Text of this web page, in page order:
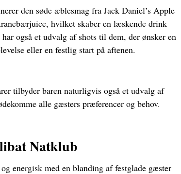
den søde æblesmag fra Jack Daniel’s Apple
hvilket skaber en læskende drink
har også et udvalg af shots til dem, der ønsker en
eller en festlig start på aftenen.
tilbyder baren naturligvis også et udvalg af
alle gæsters præferencer og behov.
Natklub
energisk med en blanding af festglade gæster